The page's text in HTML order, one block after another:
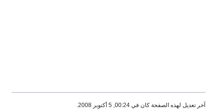
آخر تعديل لهذه الصفحة كان في 00:24, 5 أكتوبر 2008.